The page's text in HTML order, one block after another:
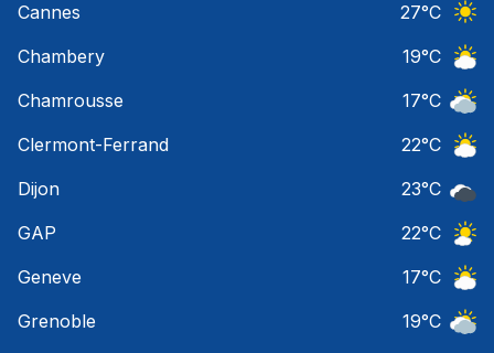
Cannes
27°C
Chambery
19°C
Chamrousse
17°C
Clermont-Ferrand
22°C
Dijon
23°C
GAP
22°C
Geneve
17°C
Grenoble
19°C